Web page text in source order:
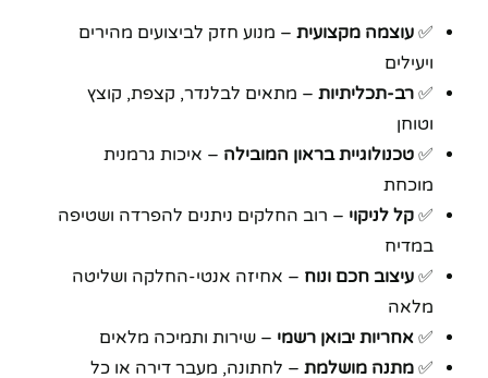
✅ עוצמה מקצועית – מנוע חזק לביצועים מהירים
ויעילים
✅ רב-תכליתיות – מתאים לבלנדר, קצפת, קוצץ
וטוחן
✅ טכנולוגיית בראון המובילה – איכות גרמנית
מוכחת
✅ קל לניקוי – רוב החלקים ניתנים להפרדה ושטיפה
במדיח
✅ עיצוב חכם ונוח – אחיזה אנטי-החלקה ושליטה
מלאה
✅ אחריות יבואן רשמי – שירות ותמיכה מלאים
✅ מתנה מושלמת – לחתונה, מעבר דירה או כל